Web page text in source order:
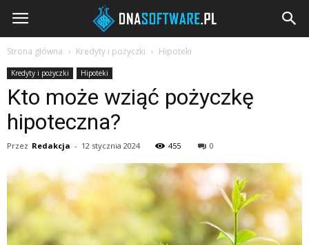
DNAsoftware.pl
Strona główna Kredyty i pożyczki Hipoteki
Kredyty i pożyczki Hipoteki
Kto może wziąć pożyczkę
hipoteczna?
Przez Redakcja - 12 stycznia 2024 455 0